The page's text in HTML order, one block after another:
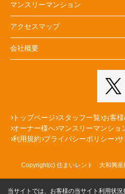
マンスリーマンション
アクセスマップ
会社概要
トップページ スタッフ一覧 お客
オーナー様へ マンスリーマンショ
利用規約 プライバシーポリシー
Copyright(c) 住まいレント 大和興産
当サイトでは、お客様の当サイト利用状